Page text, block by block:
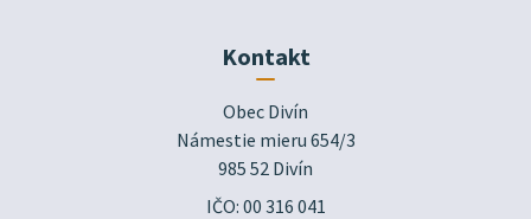
Kontakt
Obec Divín
Námestie mieru 654/3
985 52 Divín
IČO: 00 316 041